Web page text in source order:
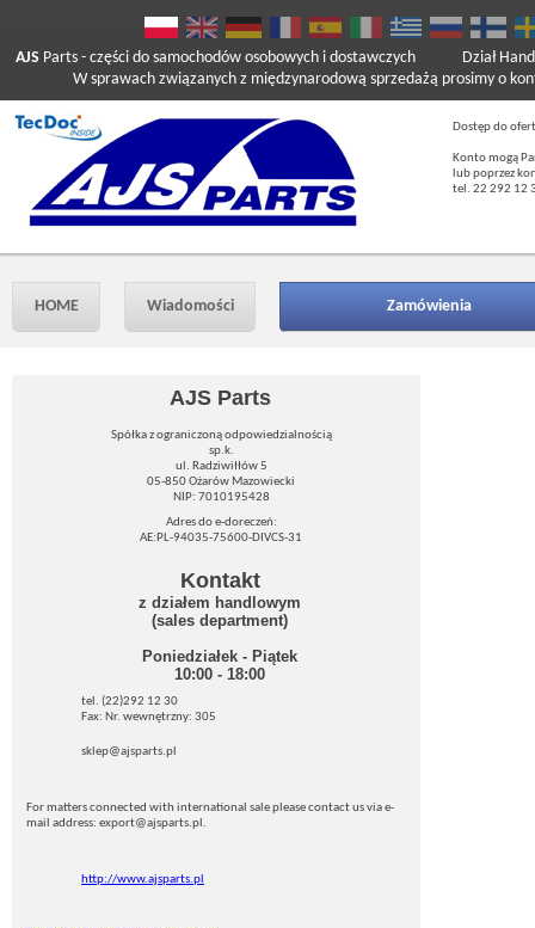
AJS Parts - części do samochodów osobowych i dostawczych
W sprawach związanych z międzynarodową sprzedażą prosimy o
Dział
Dostęp do
Konto mogą
lub poprzez
tel. 22 292 12
HOME Wiadomości Zamówienia
AJS Parts
Spółka z ograniczoną odpowiedzialnością
sp.k.
ul. Radziwiłłów 5
05-850 Ożarów Mazowiecki
NIP: 7010195428
Adres do e-doreczeń:
AE:PL-94035-75600-DIVCS-31
Kontakt
z działem handlowym
(sales department)
Poniedziałek - Piątek
10:00 - 18:00
tel. (22)292 12 30
Fax: Nr. wewnętrzny: 305
sklep@ajsparts.pl
For matters connected with international sale please contact us via e-
mail address: export@ajsparts.pl.
http://www.ajsparts.pl